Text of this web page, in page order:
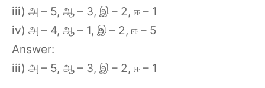
iii) அ – 5, ஆ – 3, இ – 2, ஈ – 1
iv) அ – 4, ஆ – 1, இ – 2, ஈ – 5
Answer:
iii) அ – 5, ஆ – 3, இ – 2, ஈ – 1